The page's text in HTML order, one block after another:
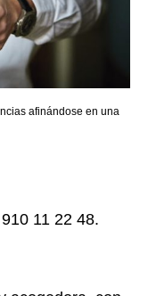
afinándose en una
11 22 48.